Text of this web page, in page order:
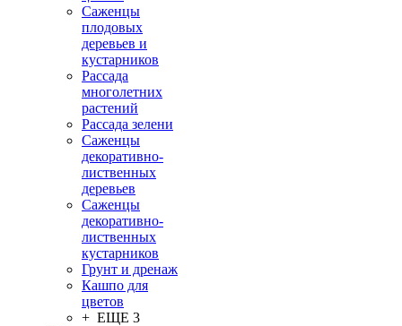
Саженцы
плодовых
деревьев и
кустарников
Рассада
многолетних
растений
Рассада зелени
Саженцы
декоративно-
лиственных
деревьев
Саженцы
декоративно-
лиственных
кустарников
Грунт и дренаж
Кашпо для
цветов
+ ЕЩЕ 3